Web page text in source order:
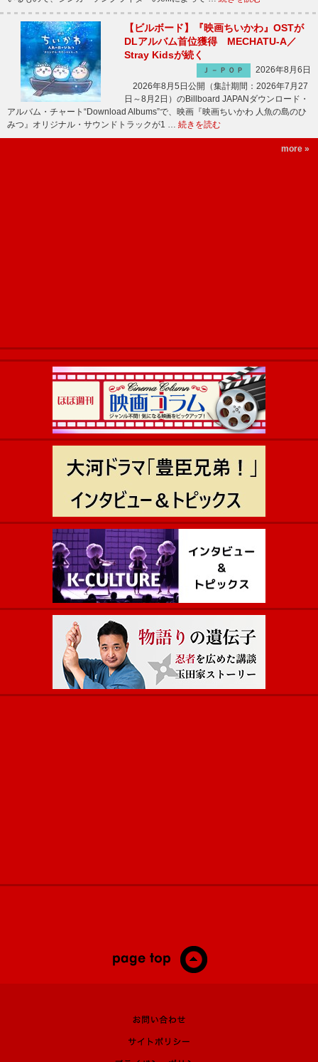
【ビルボード】『映画ちいかわ』OSTが
DLアルバム首位獲得 MECHATU-A／
Stray Kidsが続く
Ｊ－ＰＯＰ
2026年8月6日
2026年8月5日公開（集計期間：2026年7月27
日～8月2日）のBillboard JAPANダウンロード・
アルバム・チャート“Download Albums”で、映画『映画ちいかわ 人魚の島のひ
みつ』オリジナル・サウンドトラックが1 … 続きを読む
more »